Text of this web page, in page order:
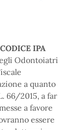
IPA
Odontoiatri
a quanto
66/2015, a far
a favore
essere